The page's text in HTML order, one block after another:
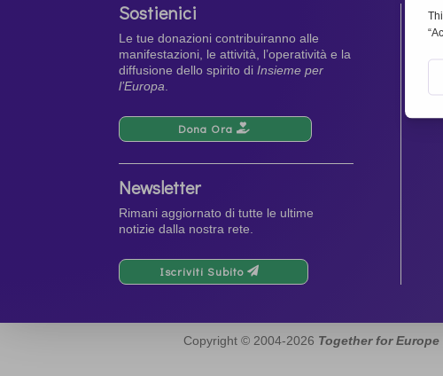
Sostienici
Le tue donazioni contribuiranno alle
manifestazioni, le attività, l’operatività e la
diffusione dello spirito diInsieme per
l’Europa
Dona Ora
Newsletter
Rimani aggiornato di tutte le ultime
notizie dalla nostra rete.
Iscriviti Subito
Copyright © 2004-2026 Together for Europe